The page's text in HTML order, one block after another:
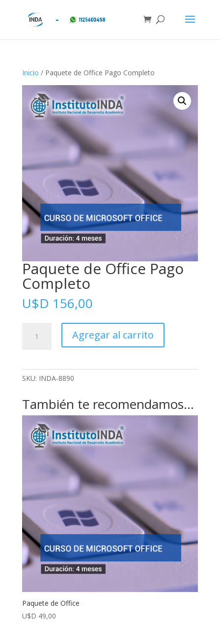
Inicio / Paquete de Office Pago Completo
Paquete de Office Pago
Completo
U$D 156,00
Agregar al carrito
SKU: INDA-8890
También te recomendamos…
Paquete de Office
U$D 49,00